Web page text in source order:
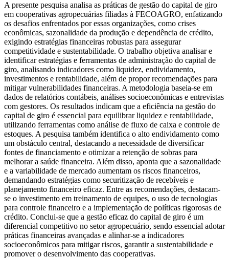
A presente pesquisa analisa as práticas de gestão do capital de giro
em cooperativas agropecuárias filiadas à FECOAGRO, enfatizando
os desafios enfrentados por essas organizações, como crises
econômicas, sazonalidade da produção e dependência de crédito,
exigindo estratégias financeiras robustas para assegurar
competitividade e sustentabilidade. O trabalho objetiva analisar e
identificar estratégias e ferramentas de administração do capital de
giro, analisando indicadores como liquidez, endividamento,
investimentos e rentabilidade, além de propor recomendações para
mitigar vulnerabilidades financeiras. A metodologia baseia-se em
dados de relatórios contábeis, análises socioeconômicas e entrevistas
com gestores. Os resultados indicam que a eficiência na gestão do
capital de giro é essencial para equilibrar liquidez e rentabilidade,
utilizando ferramentas como análise de fluxo de caixa e controle de
estoques. A pesquisa também identifica o alto endividamento como
um obstáculo central, destacando a necessidade de diversificar
fontes de financiamento e otimizar a retenção de sobras para
melhorar a saúde financeira. Além disso, aponta que a sazonalidade
e a variabilidade de mercado aumentam os riscos financeiros,
demandando estratégias como securitização de recebíveis e
planejamento financeiro eficaz. Entre as recomendações, destacam-
se o investimento em treinamento de equipes, o uso de tecnologias
para controle financeiro e a implementação de políticas rigorosas de
crédito. Conclui-se que a gestão eficaz do capital de giro é um
diferencial competitivo no setor agropecuário, sendo essencial adotar
práticas financeiras avançadas e alinhar-se a indicadores
socioeconômicos para mitigar riscos, garantir a sustentabilidade e
promover o desenvolvimento das cooperativas.